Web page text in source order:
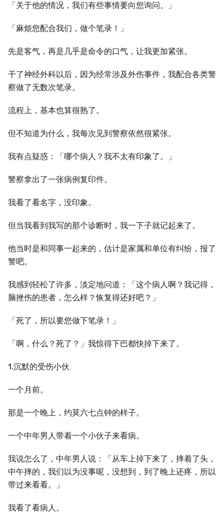
「关于他的情况，我们有些事情要向您询问。」
「麻烦您配合我们，做个笔录！」
先是客气，再是几乎是命令的口气，让我更加紧张。
干了神经外科以后，因为经常涉及外伤事件，我配合各类警
察做了无数次笔录。
流程上，基本也算很熟了。
但不知道为什么，我每次见到警察依然很紧张。
我有点疑惑：「哪个病人？我不太有印象了。」
警察拿出了一张病例复印件。
我看了看名字，没印象。
但当我看到我写的那个诊断时，我一下子就记起来了。
他当时是和同事一起来的，估计是家属和单位有纠纷，报了
警吧。
我感到轻松了许多，淡定地问道：「这个病人啊？我记得，
脑挫伤的患者，怎么样？恢复得还好吧？」
「死了，所以要您做下笔录！」
「啊，什么？死了？」我惊得下巴都快掉下来了。
1.沉默的受伤小伙
一个月前。
那是一个晚上，约莫六七点钟的样子。
一个中年男人带着一个小伙子来看病。
我说怎么了，中年男人说：「从车上掉下来了，摔着了头，
中午摔的，我们以为没事呢，没想到，到了晚上还疼，所以
带过来看看。」
我看了看病人。